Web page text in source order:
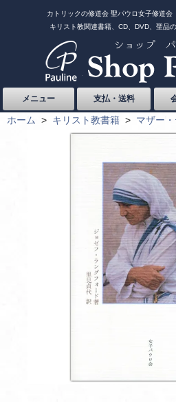
カトリックの修道会 聖パウロ女子修道会
キリスト教関連書籍、CD、DVD、聖品
メニュー 支払・送料
ホーム > キリスト教書籍 > マザー